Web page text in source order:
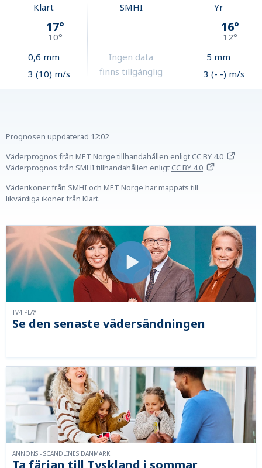
Klart
17°
10°
0,6 mm
3 (10) m/s
SMHI
Ingen data
finns tillgänglig
Yr
16°
12°
5 mm
3 (- -) m/s
Prognosen uppdaterad 12:02
Väderprognos från MET Norge tillhandahållen enligtCC BY 4.0
Väderprognos från SMHI tillhandahållen enligtCC BY 4.0
Väderikoner från SMHI och MET Norge har mappats till
likvärdiga ikoner från Klart.
Se den senaste vädersändningen
TV4 PLAY
ANNONS - SCANDLINES DANMARK